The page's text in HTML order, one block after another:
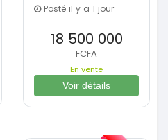
Posté il y a 1 jour
18 500 000
FCFA
En vente
Voir détails